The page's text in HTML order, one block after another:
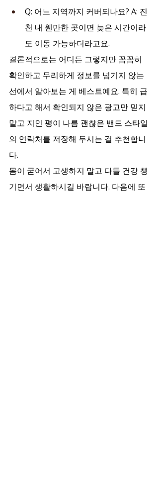
Q: 어느 지역까지 커버되나요? A: 진
천 내 웬만한 곳이면 늦은 시간이라
도 이동 가능하더라고요.
결론적으로는 어디든 그렇지만 꼼꼼히
확인하고 무리하게 정보를 넘기지 않는
선에서 알아보는 게 베스트예요. 특히 급
하다고 해서 확인되지 않은 광고만 믿지
말고 지인 평이 나름 괜찮은 밴드 스타일
의 연락처를 저장해 두시는 걸 추천합니
다.
몸이 굳어서 고생하지 말고 다들 건강 챙
기면서 생활하시길 바랍니다. 다음에 또